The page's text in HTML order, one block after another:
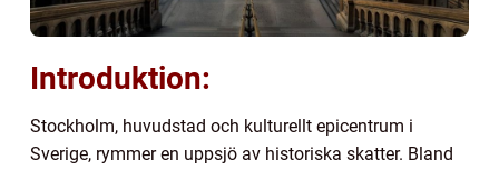
Introduktion:
Stockholm, huvudstad och kulturellt epicentrum i
Sverige, rymmer en uppsjö av historiska skatter. Bland